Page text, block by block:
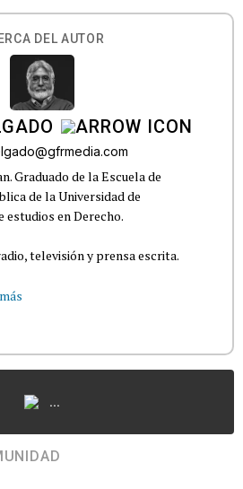
DEL AUTOR
Graduado de la Escuela de
de la Universidad de
estudios en Derecho.
televisión y prensa escrita.
...